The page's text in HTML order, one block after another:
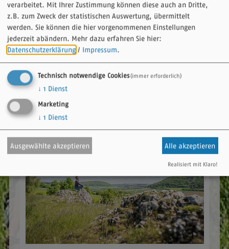
Bei Fragen und Anregungen nehmen Sie gerne
Kontakt
zu uns auf!
Weiterhin möchten wir an dieser Stelle auf das
Verhalten in der Naturentlang des Tauber Altmühl
Radweges aufmerksam machen.
Impressionen "Tauber Altmühl Radweg"
verarbeitet. Mit Ihrer Zustimmung können diese auch an Dritte,
z.B. zum Zweck der statistischen Auswertung, übermittelt
werden. Sie können die hier vorgenommenen Einstellungen
jederzeit abändern. Mehr dazu erfahren Sie hier:
Datenschutzerklärung / Impressum.
Technisch notwendige Cookies(immer erforderlich)
↓ 1 Dienst
Marketing
↓ 1 Dienst
Ausgewählte akzeptieren Alle akzeptieren
Realisiert mit Klaro!